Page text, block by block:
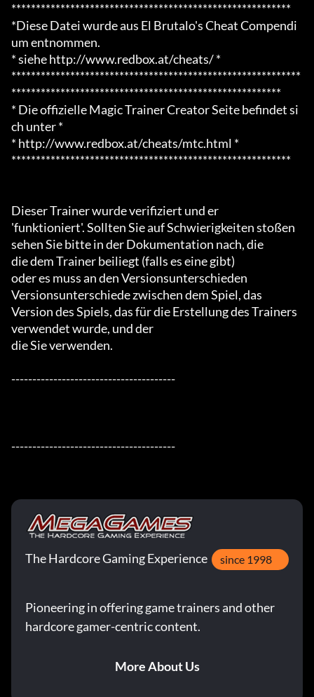
*********************************************************
*Diese Datei wurde aus El Brutalo's Cheat Compendi
um entnommen.
* siehe http://www.redbox.at/cheats/ *
***********************************************************
*******************************************************
* Die offizielle Magic Trainer Creator Seite befindet si
ch unter *
* http://www.redbox.at/cheats/mtc.html *
*********************************************************
Dieser Trainer wurde verifiziert und er
'funktioniert'. Sollten Sie auf Schwierigkeiten stoßen
sehen Sie bitte in der Dokumentation nach, die
die dem Trainer beiliegt (falls es eine gibt)
oder es muss an den Versionsunterschieden
Versionsunterschiede zwischen dem Spiel, das
Version des Spiels, das für die Erstellung des Trainers
verwendet wurde, und der
die Sie verwenden.
---------------------------------------
---------------------------------------
The Hardcore Gaming Experience since 1998
Pioneering in offering game trainers and other
hardcore gamer-centric content.
More About Us